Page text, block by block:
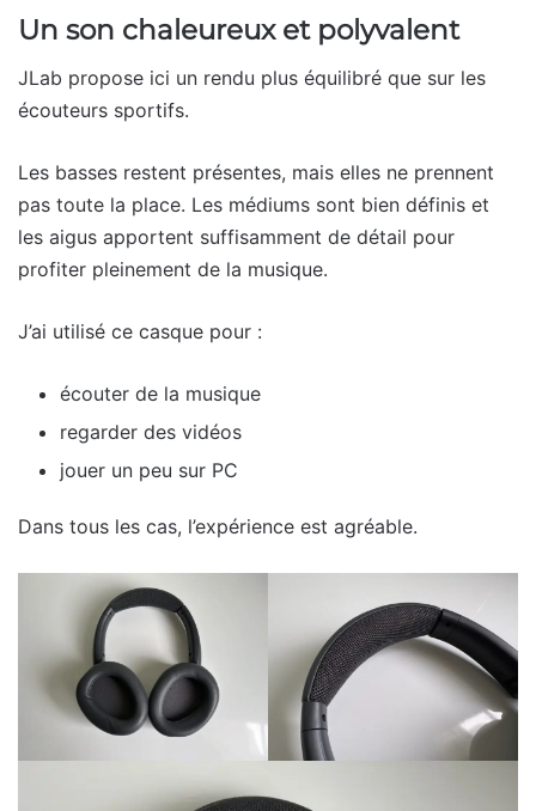
Un son chaleureux et polyvalent
JLab propose ici un rendu plus équilibré que sur les
écouteurs sportifs.
Les basses restent présentes, mais elles ne prennent
pas toute la place. Les médiums sont bien définis et
les aigus apportent suffisamment de détail pour
profiter pleinement de la musique.
J’ai utilisé ce casque pour :
écouter de la musique
regarder des vidéos
jouer un peu sur PC
Dans tous les cas, l’expérience est agréable.